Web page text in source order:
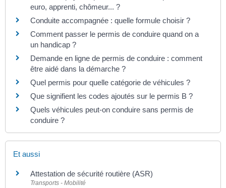
euro, apprenti, chômeur... ?
Conduite accompagnée : quelle formule choisir ?
Comment passer le permis de conduire quand on a
un handicap ?
Demande en ligne de permis de conduire : comment
être aidé dans la démarche ?
Quel permis pour quelle catégorie de véhicules ?
Que signifient les codes ajoutés sur le permis B ?
Quels véhicules peut-on conduire sans permis de
conduire ?
Et aussi
Attestation de sécurité routière (ASR)
Transports - Mobilité